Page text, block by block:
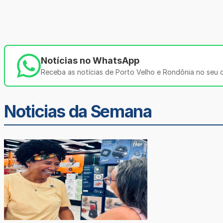
Notícias no WhatsApp
Receba as notícias de Porto Velho e Rondônia no seu
Noticias da Semana